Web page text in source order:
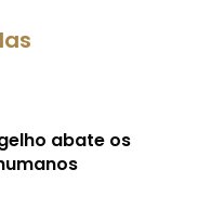
abate os